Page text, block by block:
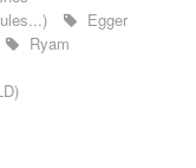
Egger
Ryam